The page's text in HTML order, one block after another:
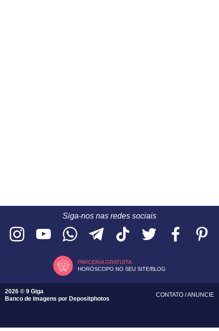
Siga-nos nas redes sociais
PARCERIA GRATUITA
HORÓSCOPO NO SEU SITE/BLOG
2026 © 9 Giga
Banco de imagens por Depositphotos
CONTATO /ANUNCIE